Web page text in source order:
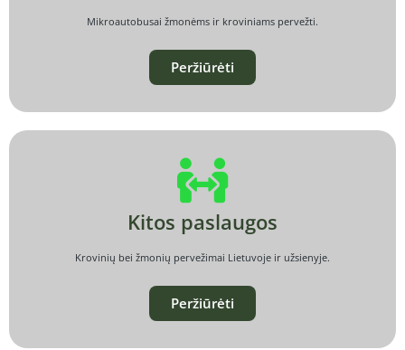
Mikroautobusai žmonėms ir kroviniams pervežti.
Peržiūrėti
Kitos paslaugos
Krovinių bei žmonių pervežimai Lietuvoje ir užsienyje.
Peržiūrėti